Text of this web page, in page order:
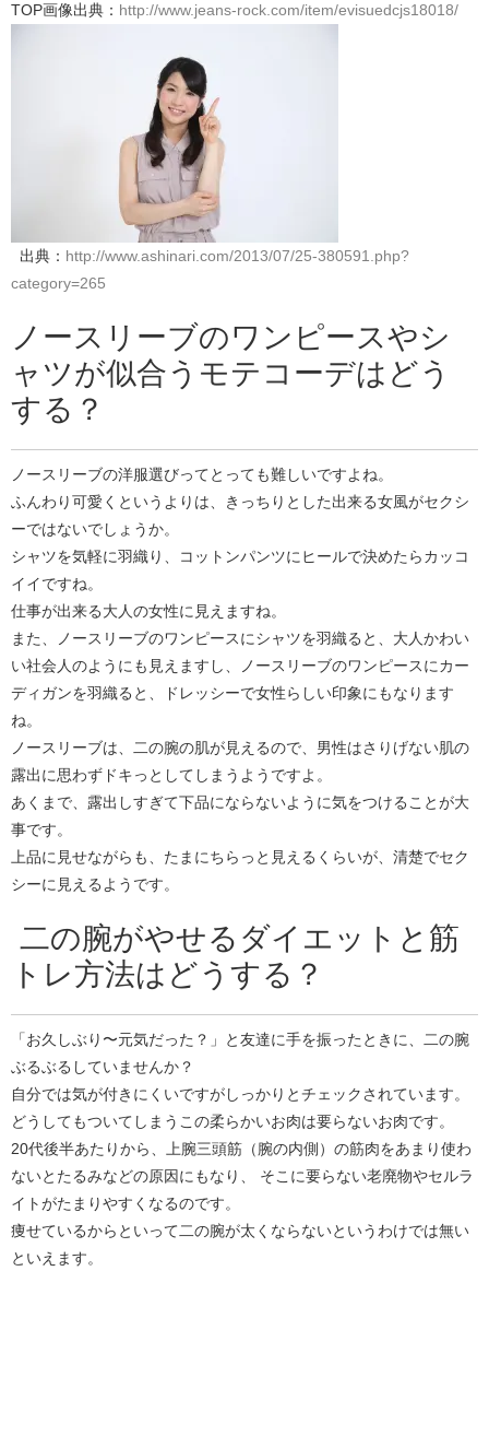
TOP画像出典： http://www.jeans-rock.com/item/evisuedcjs18018/
出典： http://www.ashinari.com/2013/07/25-380591.php?
category=265
ノースリーブのワンピースやシ
ャツが似合うモテコーデはどう
する？
ノースリーブの洋服選びってとっても難しいですよね。
ふんわり可愛くというよりは、きっちりとした出来る女風がセクシ
ーではないでしょうか。
シャツを気軽に羽織り、コットンパンツにヒールで決めたらカッコ
イイですね。
仕事が出来る大人の女性に見えますね。
また、ノースリーブのワンピースにシャツを羽織ると、大人かわい
い社会人のようにも見えますし、ノースリーブのワンピースにカー
ディガンを羽織ると、ドレッシーで女性らしい印象にもなります
ね。
ノースリーブは、二の腕の肌が見えるので、男性はさりげない肌の
露出に思わずドキっとしてしまうようですよ。
あくまで、露出しすぎて下品にならないように気をつけることが大
事です。
上品に見せながらも、たまにちらっと見えるくらいが、清楚でセク
シーに見えるようです。
二の腕がやせるダイエットと筋
トレ方法はどうする？
「お久しぶり〜元気だった？」と友達に手を振ったときに、二の腕
ぶるぶるしていませんか？
自分では気が付きにくいですがしっかりとチェックされています。
どうしてもついてしまうこの柔らかいお肉は要らないお肉です。
20代後半あたりから、上腕三頭筋（腕の内側）の筋肉をあまり使わ
ないとたるみなどの原因にもなり、 そこに要らない老廃物やセルラ
イトがたまりやすくなるのです。
痩せているからといって二の腕が太くならないというわけでは無い
といえます。